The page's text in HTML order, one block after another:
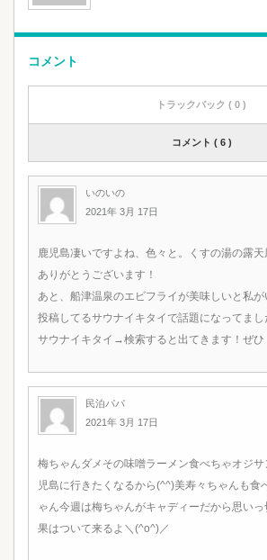
コメント
トラックバック ( 0 )
コメント ( 6 )
いのいの
2021年 3月 17日
鹿児島凄いですよね、色々と。くすの湯の露
ありがとうございます！
あと、船津温泉のエビフライが美味しいと私が
投稿してるサウナイキタイで話題になってまし
サウナイキタイ→検索すると出てきます！ぜひ
民泊パパ
2021年 3月 17日
梅ちゃんダメその味噌ラーメン食べちゃオジ
児島に行きたくなるから(^^)美寿々ちゃんも食
ゃん今週は梅ちゃんがキャディーだから思い
果はついて来るよ＼(^o^)／